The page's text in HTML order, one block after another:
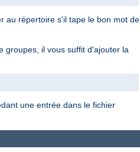
au répertoire s'il tape le bon mot de
groupes, il vous suffit d'ajouter la
une entrée dans le fichier